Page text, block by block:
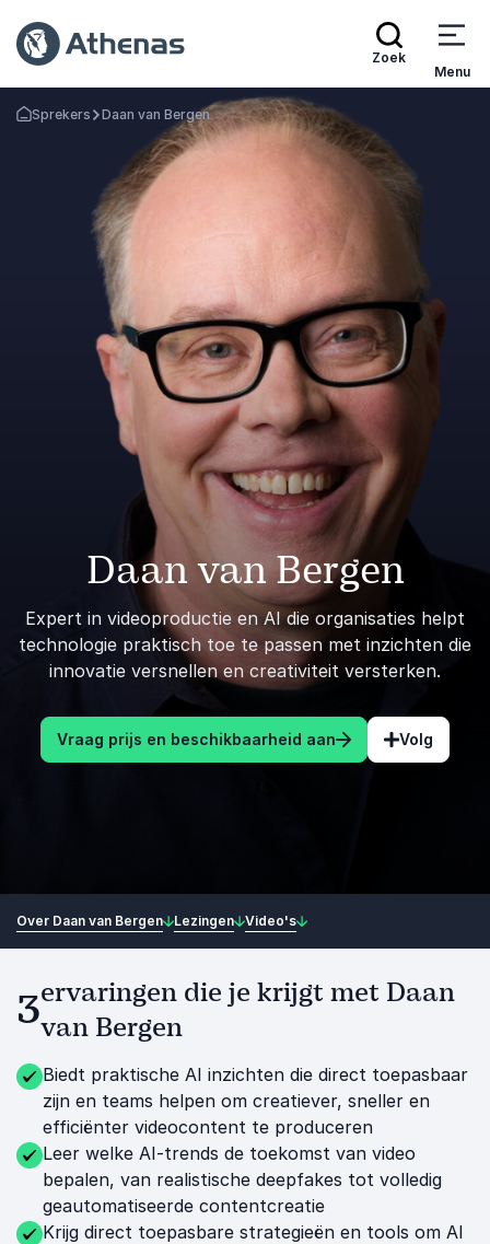
Zoek
Menu
Terug naar de startpagina
Sprekers Daan van Bergen
Daan van Bergen
Expert in videoproductie en AI die organisaties helpt
technologie praktisch toe te passen met inzichten die
innovatie versnellen en creativiteit versterken.
Vraag prijs en beschikbaarheid aan Volg
Over Daan van Bergen Lezingen Video's
3ervaringen die je krijgt met Daan
van Bergen
Biedt praktische AI inzichten die direct toepasbaar
zijn en teams helpen om creatiever, sneller en
efficiënter videocontent te produceren
Leer welke AI-trends de toekomst van video
bepalen, van realistische deepfakes tot volledig
geautomatiseerde contentcreatie
Krijg direct toepasbare strategieën en tools om AI